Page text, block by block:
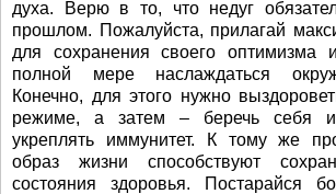
духа. Верю в то, что недуг
прошлом. Пожалуйста, прилагай
для сохранения своего оптимизма
полной мере наслаждаться
Конечно, для этого нужно
режиме, а затем – беречь себя
укреплять иммунитет. К тому же
образ жизни способствуют
состояния здоровья. Постарайся